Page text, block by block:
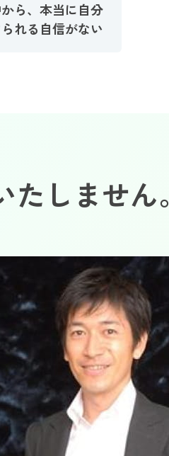
ら、本当に自分
れる自信がない
しません。